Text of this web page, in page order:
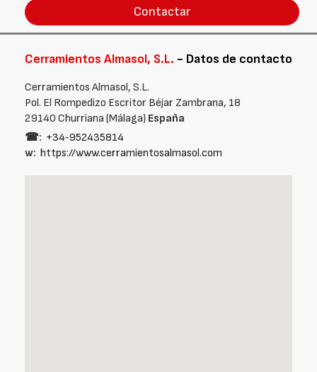
Contactar
Cerramientos Almasol, S.L. - Datos de contacto
Cerramientos Almasol, S.L.
Pol. El Rompedizo Escritor Béjar Zambrana, 18
29140 Churriana (Málaga) España
☎: +34‑952435814
w: https://www.cerramientosalmasol.com